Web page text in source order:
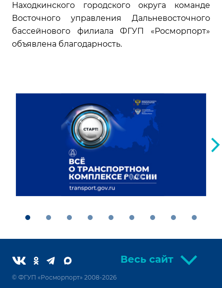
Находкинского городского округа команде
Восточного управления Дальневосточного
бассейнового филиала ФГУП «Росморпорт»
объявлена благодарность.
© ФГУП «Росморпорт» 2008-2026
Весь сайт